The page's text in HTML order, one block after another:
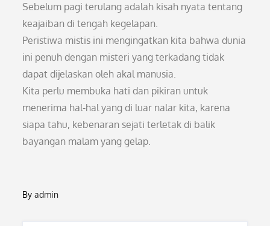
Sebelum pagi terulang adalah kisah nyata tentang
keajaiban di tengah kegelapan.
Peristiwa mistis ini mengingatkan kita bahwa dunia
ini penuh dengan misteri yang terkadang tidak
dapat dijelaskan oleh akal manusia.
Kita perlu membuka hati dan pikiran untuk
menerima hal-hal yang di luar nalar kita, karena
siapa tahu, kebenaran sejati terletak di balik
bayangan malam yang gelap.
Byadmin